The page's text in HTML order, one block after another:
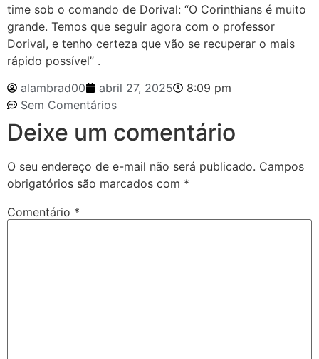
time sob o comando de Dorival: “O Corinthians é muito
grande. Temos que seguir agora com o professor
Dorival, e tenho certeza que vão se recuperar o mais
rápido possível” .​
alambrad00
abril 27, 2025
8:09 pm
Sem Comentários
Deixe um comentário
O seu endereço de e-mail não será publicado. Campos
obrigatórios são marcados com *
Comentário *